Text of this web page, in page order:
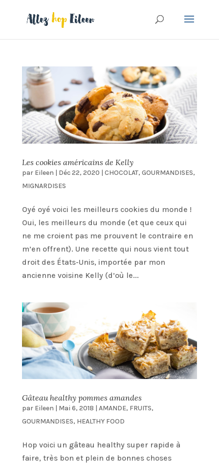
Les cookies américains de Kelly
par Eileen | Déc 22, 2020 | CHOCOLAT, GOURMANDISES,
MIGNARDISES
Oyé oyé voici les meilleurs cookies du monde !
Oui, les meilleurs du monde (et que ceux qui
ne me croient pas me prouvent le contraire en
m’en offrent). Une recette qui nous vient tout
droit des États-Unis, importée par mon
ancienne voisine Kelly (d’où le...
Gâteau healthy pommes amandes
par Eileen | Mai 6, 2018 | AMANDE, FRUITS,
GOURMANDISES, HEALTHY FOOD
Hop voici un gâteau healthy super rapide à
faire, très bon et plein de bonnes choses